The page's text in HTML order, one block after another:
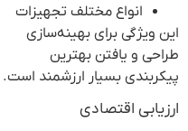
انواع مختلف تجهیزات
این ویژگی برای بهینه‌سازی
طراحی و یافتن بهترین
پیکربندی بسیار ارزشمند است.
ارزیابی اقتصادی